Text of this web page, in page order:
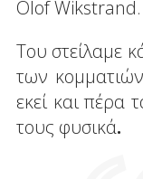
Olof Wikstrand.
Του στείλαμε
των
εκεί και πέρα
τους φυσικά.